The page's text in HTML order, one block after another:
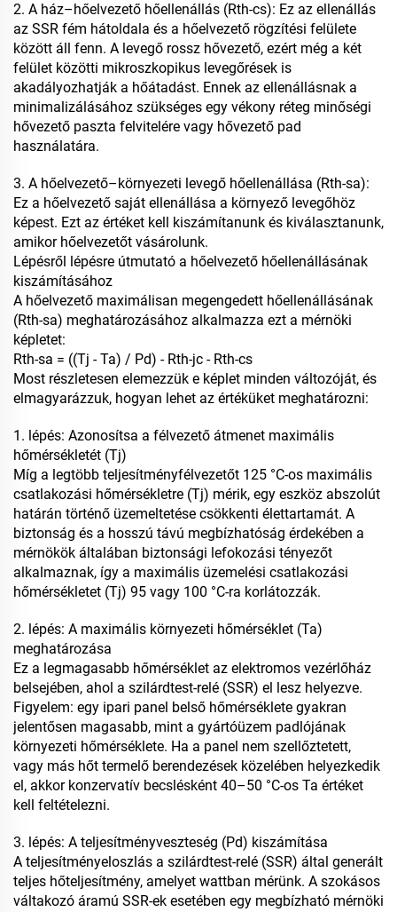
2. A ház–hőelvezető hőellenállás (Rth-cs): Ez az ellenállás
az SSR fém hátoldala és a hőelvezető rögzítési felülete
között áll fenn. A levegő rossz hővezető, ezért még a két
felület közötti mikroszkopikus levegőrések is
akadályozhatják a hőátadást. Ennek az ellenállásnak a
minimalizálásához szükséges egy vékony réteg minőségi
hővezető paszta felvitelére vagy hővezető pad
használatára.
3. A hőelvezető–környezeti levegő hőellenállása (Rth-sa):
Ez a hőelvezető saját ellenállása a környező levegőhöz
képest. Ezt az értéket kell kiszámítanunk és kiválasztanunk,
amikor hőelvezetőt vásárolunk.
Lépésről lépésre útmutató a hőelvezető hőellenállásának
kiszámításához
A hőelvezető maximálisan megengedett hőellenállásának
(Rth-sa) meghatározásához alkalmazza ezt a mérnöki
képletet:
Rth-sa = ((Tj - Ta) / Pd) - Rth-jc - Rth-cs
Most részletesen elemezzük e képlet minden változóját, és
elmagyarázzuk, hogyan lehet az értéküket meghatározni:
1. lépés: Azonosítsa a félvezető átmenet maximális
hőmérsékletét (Tj)
Míg a legtöbb teljesítményfélvezetőt 125 °C-os maximális
csatlakozási hőmérsékletre (Tj) mérik, egy eszköz abszolút
határán történő üzemeltetése csökkenti élettartamát. A
biztonság és a hosszú távú megbízhatóság érdekében a
mérnökök általában biztonsági lefokozási tényezőt
alkalmaznak, így a maximális üzemelési csatlakozási
hőmérsékletet (Tj) 95 vagy 100 °C-ra korlátozzák.
2. lépés: A maximális környezeti hőmérséklet (Ta)
meghatározása
Ez a legmagasabb hőmérséklet az elektromos vezérlőház
belsejében, ahol a szilárdtest-relé (SSR) el lesz helyezve.
Figyelem: egy ipari panel belső hőmérséklete gyakran
jelentősen magasabb, mint a gyártóüzem padlójának
környezeti hőmérséklete. Ha a panel nem szellőztetett,
vagy más hőt termelő berendezések közelében helyezkedik
el, akkor konzervatív becslésként 40–50 °C-os Ta értéket
kell feltételezni.
3. lépés: A teljesítményveszteség (Pd) kiszámítása
A teljesítményeloszlás a szilárdtest-relé (SSR) által generált
teljes hőteljesítmény, amelyet wattban mérünk. A szokásos
váltakozó áramú SSR-ek esetében egy megbízható mérnöki